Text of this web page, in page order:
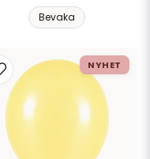
Bevaka
NYHET